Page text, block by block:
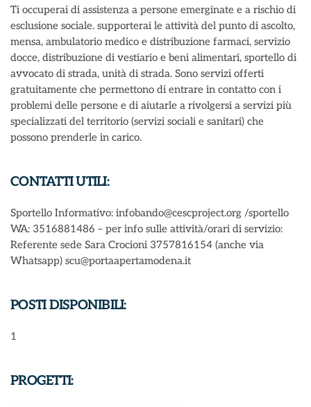
Ti occuperai di assistenza a persone emerginate e a rischio di
esclusione sociale. supporterai le attività del punto di ascolto,
mensa, ambulatorio medico e distribuzione farmaci, servizio
docce, distribuzione di vestiario e beni alimentari, sportello di
avvocato di strada, unità di strada. Sono servizi offerti
gratuitamente che permettono di entrare in contatto con i
problemi delle persone e di aiutarle a rivolgersi a servizi più
specializzati del territorio (servizi sociali e sanitari) che
possono prenderle in carico.
CONTATTI UTILI:
Sportello Informativo: infobando@cescproject.org /sportello
WA: 3516881486 – per info sulle attività/orari di servizio:
Referente sede Sara Crocioni 3757816154 (anche via
Whatsapp) scu@portaapertamodena.it
POSTI DISPONIBILI:
1
PROGETTI: